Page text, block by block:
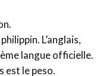
L’anglais,
langue officielle.
est le peso.